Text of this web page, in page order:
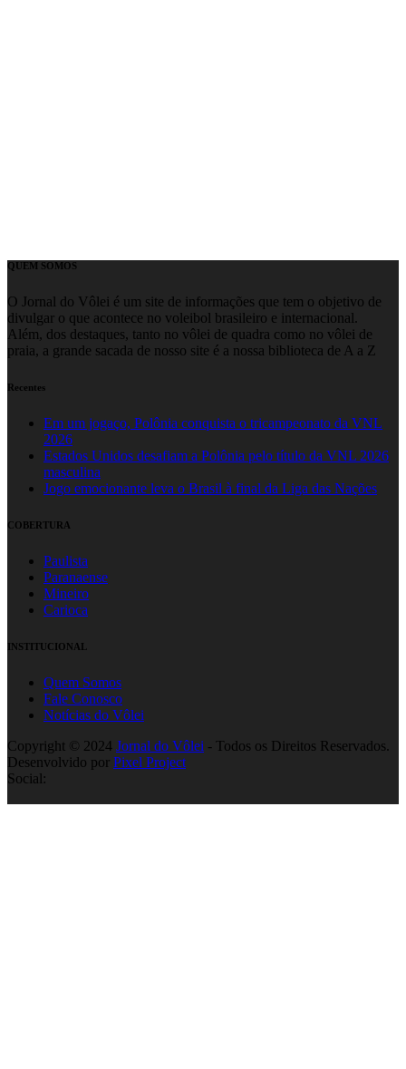
QUEM SOMOS
O Jornal do Vôlei é um site de informações que tem o objetivo de
divulgar o que acontece no voleibol brasileiro e internacional.
Além, dos destaques, tanto no vôlei de quadra como no vôlei de
praia, a grande sacada de nosso site é a nossa biblioteca de A a Z
Recentes
Em um jogaço, Polônia conquista o tricampeonato da VNL
2026
Estados Unidos desafiam a Polônia pelo título da VNL 2026
masculina
Jogo emocionante leva o Brasil à final da Liga das Nações
COBERTURA
Paulista
Paranaense
Mineiro
Carioca
INSTITUCIONAL
Quem Somos
Fale Conosco
Notícias do Vôlei
Copyright © 2024 Jornal do Vôlei - Todos os Direitos Reservados.
Desenvolvido por Pixel Project
Social: